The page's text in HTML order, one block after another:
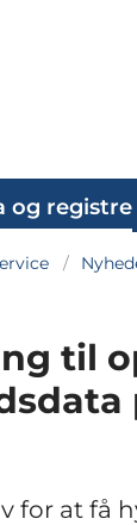
og registre
til
for at få